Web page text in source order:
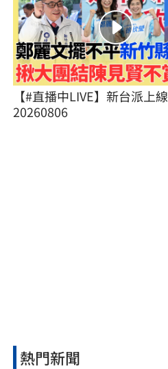
【#直播中LIVE】新台派上線
20260806
熱門新聞